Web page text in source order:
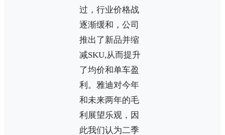
过，行业价格战
逐渐缓和，公司
推出了新品并缩
减SKU,从而提升
了均价和单车盈
利。雅迪对今年
和未来两年的毛
利展望乐观，因
此我们认为二季